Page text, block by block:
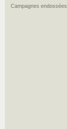
Campagnes endossées